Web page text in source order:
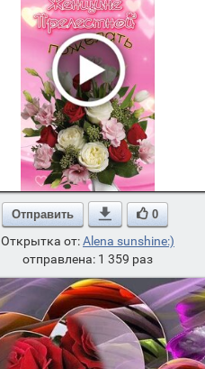
Отправить  0
Открытка от:Alena sunshine:)
отправлена: 1 359 раз